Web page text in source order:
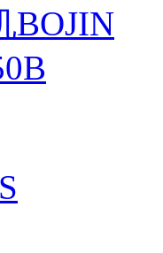
BOJIN